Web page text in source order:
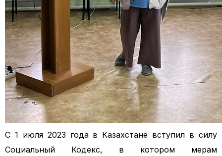
С 1 июля 2023 года в Казахстане вступил в силу
Социальный Кодекс, в котором мерам